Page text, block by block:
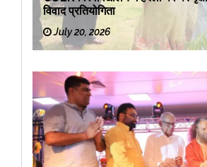
विवाद प्रतियोगिता
July 20, 2026